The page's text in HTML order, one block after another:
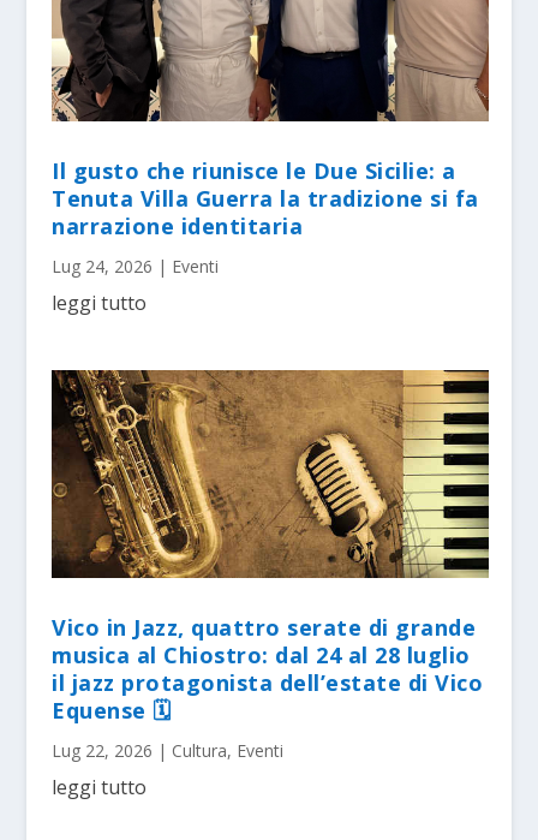
Il gusto che riunisce le Due Sicilie: a
Tenuta Villa Guerra la tradizione si fa
narrazione identitaria
Lug 24, 2026 | Eventi
leggi tutto
Vico in Jazz, quattro serate di grande
musica al Chiostro: dal 24 al 28 luglio
il jazz protagonista dell’estate di Vico
Equense 🗓
Lug 22, 2026 | Cultura, Eventi
leggi tutto